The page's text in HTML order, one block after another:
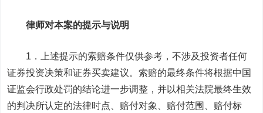
律师对本案的提示与说明
1．上述提示的索赔条件仅供参考，不涉及投资者任何
证券投资决策和证券买卖建议。索赔的最终条件将根据中国
证监会行政处罚的结论进一步调整，并以相关法院最终生效
的判决所认定的法律时点、赔付对象、赔付范围、赔付标